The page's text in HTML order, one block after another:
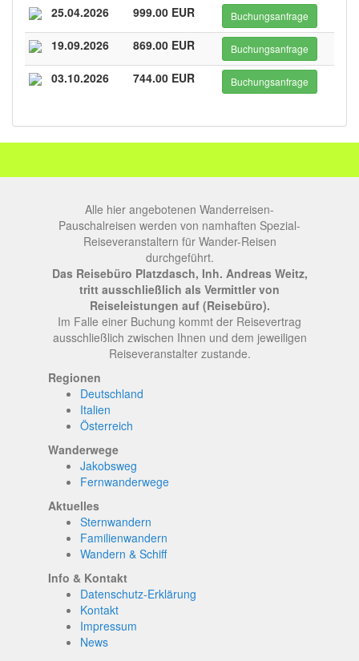
25.04.2026
999.00 EUR Buchungsanfrage
19.09.2026 869.00 EUR Buchungsanfrage
03.10.2026 744.00 EUR Buchungsanfrage
Alle hier angebotenen Wanderreisen-
Pauschalreisen werden von namhaften Spezial-
Reiseveranstaltern für Wander-Reisen
durchgeführt.
Das Reisebüro Platzdasch, Inh. Andreas Weitz,
tritt ausschließlich als Vermittler von
Reiseleistungen auf (Reisebüro).
Im Falle einer Buchung kommt der Reisevertrag
ausschließlich zwischen Ihnen und dem jeweiligen
Reiseveranstalter zustande.
Regionen
Deutschland
Italien
Österreich
Wanderwege
Jakobsweg
Fernwanderwege
Aktuelles
Sternwandern
Familienwandern
Wandern & Schiff
Info & Kontakt
Datenschutz-Erklärung
Kontakt
Impressum
News